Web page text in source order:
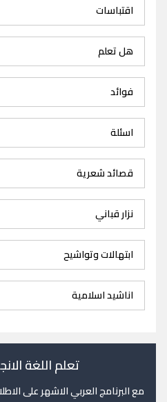
اقتباسات
هل تعلم
فوائد
اسئلة
قصائد شعرية
نزار قباني
ابتهالات وتواشيح
اناشيد اسلامية
تعلم اللغة
مع البرنامج العربي الاشهر على الاطلاق